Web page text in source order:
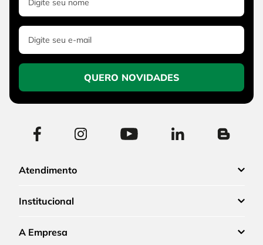
QUERO NOVIDADES
Atendimento
Institucional
A Empresa